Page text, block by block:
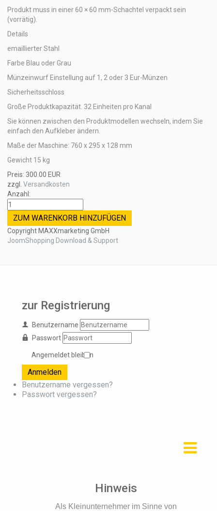
Produkt muss in einer 60 × 60 mm-Schachtel verpackt sein
(vorrätig).
Details
emaillierter Stahl
Farbe Blau oder Grau
Münzeinwurf Einstellung auf 1, 2 oder 3 Eur-Münzen
Sicherheitsschloss
Große Produktkapazität. 32 Einheiten pro Kanal
Sie können zwischen den Produktmodellen wechseln, indem Sie
einfach den Aufkleber ändern.
Maße der Maschine: 760 x 295 x 128 mm
Gewicht 15 kg
Preis: 300.00 EUR
zzgl. Versandkosten
Anzahl:
Copyright MAXXmarketing GmbH
JoomShopping Download & Support
zur Registrierung
Benutzername
Passwort
Angemeldet bleiben
Anmelden
Benutzername vergessen?
Passwort vergessen?
Hinweis
Als Kleinunternehmer im Sinne von